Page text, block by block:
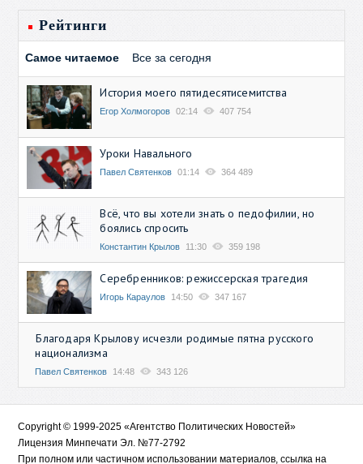
Рейтинги
Самое читаемое Все за сегодня
История моего пятидесятисемитства
Егор Холмогоров 02:14 407 754
Уроки Навального
Павел Святенков 01:14 364 489
Всё, что вы хотели знать о педофилии, но
боялись спросить
Константин Крылов 11:30 359 198
Серебренников: режиссерская трагедия
Игорь Караулов 14:50 347 167
Благодаря Крылову исчезли родимые пятна русского
национализма
Павел Святенков 14:48 343 126
Copyright © 1999-2025 «Агентство Политических Новостей»
Лицензия Минпечати Эл. №77-2792
При полном или частичном использовании материалов, ссылка на